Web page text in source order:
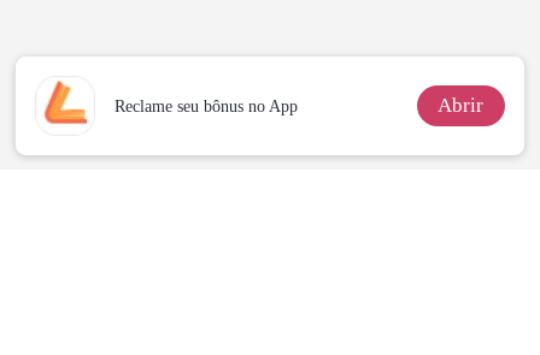
Reclame seu bônus no App Abrir